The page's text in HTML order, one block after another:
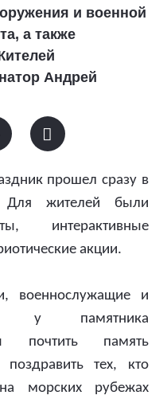
и военной
а также
Андрей
прошел сразу в
Для жителей были
интерактивные
акции.
военнослужащие и
у памятника
почтить память
тех, кто
морских рубежах